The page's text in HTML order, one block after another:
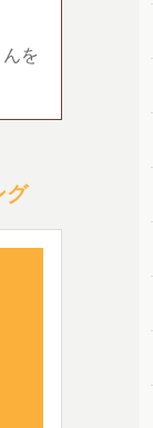
を
グ